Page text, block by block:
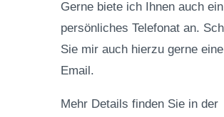
Gerne biete ich Ihnen auch ein
persönliches Telefonat an.
Sie mir auch hierzu gerne
Email.
Mehr Details finden Sie in der